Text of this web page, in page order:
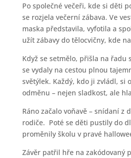
Po společné večeři, kde si děti
se rozjela večerní zábava. Ve
maska představila, vyfotila a
užít zábavy do tělocvičny, kde
Když se setmělo, přišla na řadu
se vydaly na cestou plnou
světýlek. Každý, kdo ji zvládl, si
odměnu – nejen sladkost, ale
Ráno začalo voňavě – snídaní z
rodiče. Poté se děti pustily do
proměnily školu v pravé
Závěr patřil hře na zakódovaný